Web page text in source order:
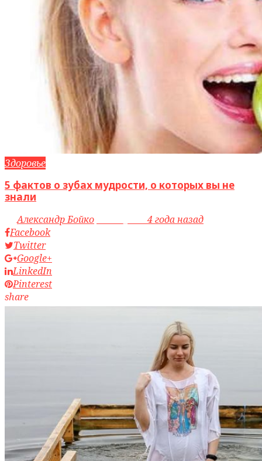
Здоровье
5 фактов о зубах мудрости, о которых вы не
знали
byАлександр Бойко
4 года назад
Facebook
Twitter
Google+
LinkedIn
Pinterest
share